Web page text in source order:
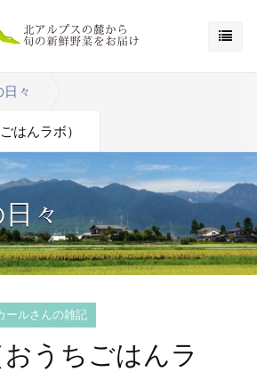
々
はんラボ）
々
ールさんの雑記
うちごはんラ